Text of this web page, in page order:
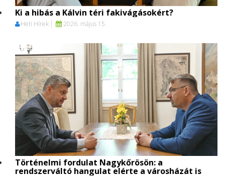
Ki a hibás a Kálvin téri fakivágásokért?
Heti Hírek 2026. május 15.
Történelmi fordulat Nagykőrösön: a
rendszerváltó hangulat elérte a városházát is